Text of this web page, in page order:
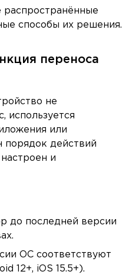
распространённые
способы их решения.
переноса
не
используется
или
порядок действий
и
до последней версии
ОС соответствуют
12+, iOS 15.5+).